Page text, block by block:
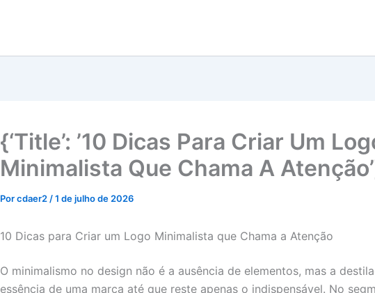
{‘Title’: ’10 Dicas Para Criar Um
Minimalista Que Chama A
Porcdaer2 /1 de julho de 2026
10 Dicas para Criar um Logo Minimalista que Chama a Atenção
O minimalismo no design não é a ausência de elementos, mas a
essência de uma marca até que reste apenas o indispensável. No